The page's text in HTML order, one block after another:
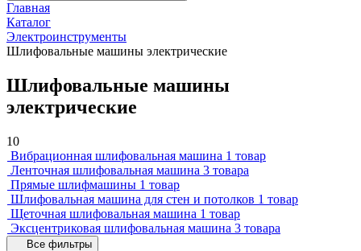
Главная
Каталог
Электроинструменты
Шлифовальные машины электрические
Шлифовальные машины
электрические
10
Вибрационная шлифовальная машина 1 товар
Ленточная шлифовальная машина 3 товара
Прямые шлифмашины 1 товар
Шлифовальная машина для стен и потолков 1 товар
Щеточная шлифовальная машина 1 товар
Эксцентриковая шлифовальная машина 3 товара
Все фильтры